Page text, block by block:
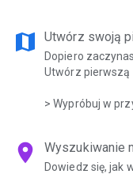
map Utwórz swoją
Dopiero
Utwórz pierwszą
> Wypróbuj w
location_on Wyszukiwanie
Dowiedz się, jak